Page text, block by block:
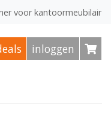
inloggen
voor kantoormeubilair